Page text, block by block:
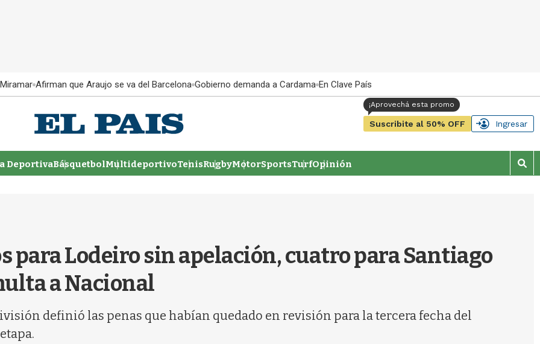
Afirman que Araujo se va del Barcelona Gobierno demanda a Cardama En Clave País
Suscribite al 50% OFF Ingresar
DeportivaBásquetbolMultideportivoTenisRugbyMotorSportsTurfOpinión
M
o
para Lodeiro sin apelación, cuatro para Santiago
a Nacional
definió las penas que habían quedado en revisión para la tercera fecha del